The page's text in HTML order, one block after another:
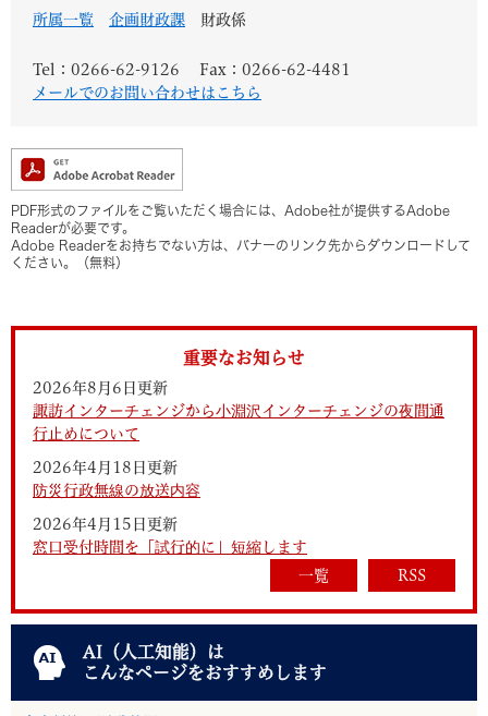
所属一覧 企画財政課 財政係
Tel：0266-62-9126
Fax：0266-62-4481
メールでのお問い合わせはこちら
PDF形式のファイルをご覧いただく場合には、Adobe社が提供するAdobe
Readerが必要です。
Adobe Readerをお持ちでない方は、バナーのリンク先からダウンロードして
ください。（無料）
重要なお知らせ
2026年8月6日更新
諏訪インターチェンジから小淵沢インターチェンジの夜間通
行止めについて
2026年4月18日更新
防災行政無線の放送内容
2026年4月15日更新
窓口受付時間を「試行的に」短縮します
一覧
RSS
AI（人工知能）は
こんなページをおすすめします